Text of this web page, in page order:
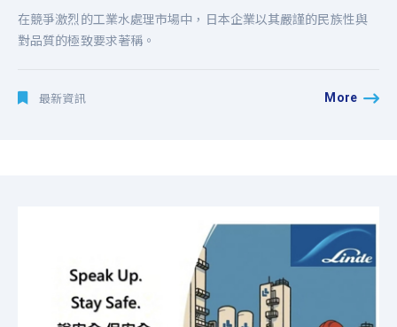
在競爭激烈的工業水處理市場中，日本企業以其嚴謹的民族性與
對品質的極致要求著稱。
最新資訊 More